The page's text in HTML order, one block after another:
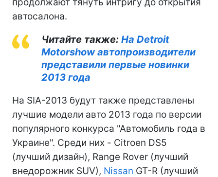
автосалона.
Читайте также: На Detroit
Motorshow автопроизводители
представили первые новинки
2013 года
На SIA-2013 будут также представлены
лучшие модели авто 2013 года по версии
популярного конкурса "Автомобиль года в
Украине". Среди них - Citroеn DS5
(лучший дизайн), Range Rover (лучший
внедорожник SUV), Nissan GT-R (лучший